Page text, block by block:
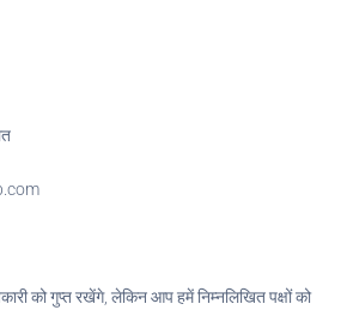
को गुप्त रखेंगे, लेकिन आप हमें निम्नलिखित पक्षों को